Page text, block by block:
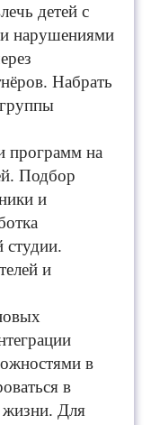
детей с
нарушениями
Набрать
программ на
Подбор
и
студии.
и
в
в
жизни. Для